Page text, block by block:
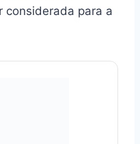
considerada para a